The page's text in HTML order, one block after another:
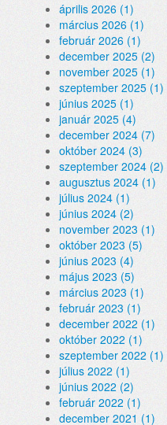
április 2026 (1)
március 2026 (1)
február 2026 (1)
december 2025 (2)
november 2025 (1)
szeptember 2025 (1)
június 2025 (1)
január 2025 (4)
december 2024 (7)
október 2024 (3)
szeptember 2024 (2)
augusztus 2024 (1)
július 2024 (1)
június 2024 (2)
november 2023 (1)
október 2023 (5)
június 2023 (4)
május 2023 (5)
március 2023 (1)
február 2023 (1)
december 2022 (1)
október 2022 (1)
szeptember 2022 (1)
július 2022 (1)
június 2022 (2)
február 2022 (1)
december 2021 (1)